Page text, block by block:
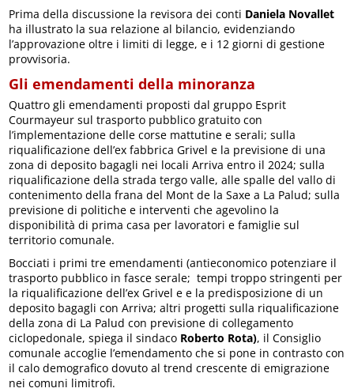
Prima della discussione la revisora dei conti Daniela Novallet
ha illustrato la sua relazione al bilancio, evidenziando
l’approvazione oltre i limiti di legge, e i 12 giorni di gestione
provvisoria.
Gli emendamenti della minoranza
Quattro gli emendamenti proposti dal gruppo Esprit
Courmayeur sul trasporto pubblico gratuito con
l’implementazione delle corse mattutine e serali; sulla
riqualificazione dell’ex fabbrica Grivel e la previsione di una
zona di deposito bagagli nei locali Arriva entro il 2024; sulla
riqualificazione della strada tergo valle, alle spalle del vallo di
contenimento della frana del Mont de la Saxe a La Palud; sulla
previsione di politiche e interventi che agevolino la
disponibilità di prima casa per lavoratori e famiglie sul
territorio comunale.
Bocciati i primi tre emendamenti (antieconomico potenziare il
trasporto pubblico in fasce serale; tempi troppo stringenti per
la riqualificazione dell’ex Grivel e e la predisposizione di un
deposito bagagli con Arriva; altri progetti sulla riqualificazione
della zona di La Palud con previsione di collegamento
ciclopedonale, spiega il sindaco Roberto Rota), il Consiglio
comunale accoglie l’emendamento che si pone in contrasto con
il calo demografico dovuto al trend crescente di emigrazione
nei comuni limitrofi.